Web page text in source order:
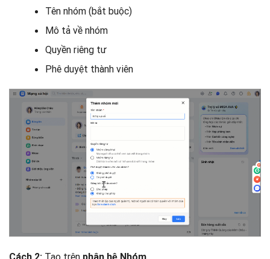
Tên nhóm (bắt buộc)
Mô tả về nhóm
Quyền riêng tư
Phê duyệt thành viên